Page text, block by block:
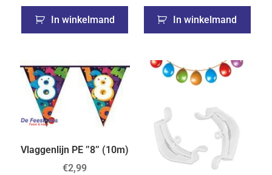
In winkelmand In winkelmand
Vlaggenlijn PE ’’8’’ (10m)
€2,99